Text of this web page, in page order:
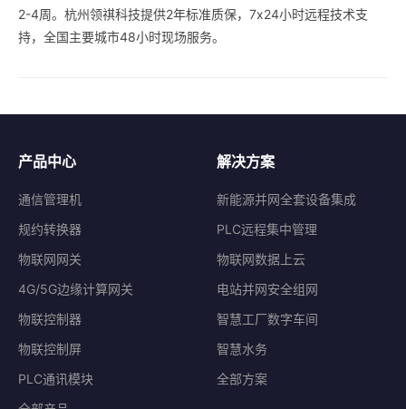
2-4周。杭州领祺科技提供2年标准质保，7x24小时远程技术支
持，全国主要城市48小时现场服务。
产品中心
通信管理机
规约转换器
物联网网关
4G/5G边缘计算网关
物联控制器
物联控制屏
PLC通讯模块
解决方案
新能源并网全套设备集成
PLC远程集中管理
物联网数据上云
电站并网安全组网
智慧工厂数字车间
智慧水务
全部方案